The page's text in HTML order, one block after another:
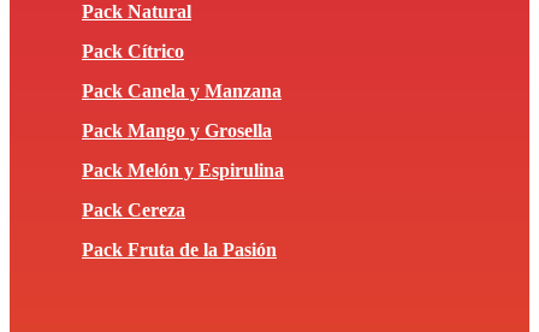
Pack Natural
Pack Cítrico
Pack Canela y Manzana
Pack Mango y Grosella
Pack Melón y Espirulina
Pack Cereza
Pack Fruta de la Pasión